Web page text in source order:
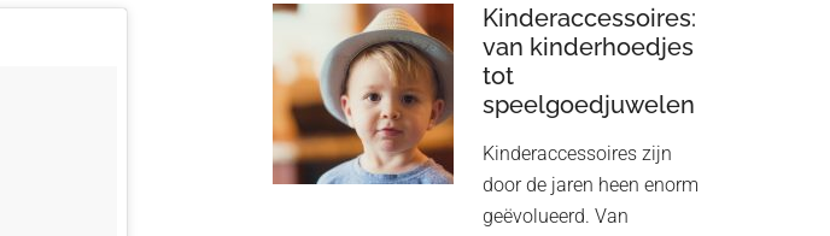
Chanel
verkoopt
één
Kinderaccessoires:
van kinderhoedjes
tot
speelgoedjuwelen
Kinderaccessoires zijn
door de jaren heen enorm
geëvolueerd. Van